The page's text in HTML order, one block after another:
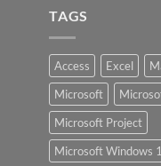
TAGS
Access Excel
Microsoft
Microsoft Project
Microsoft Windows